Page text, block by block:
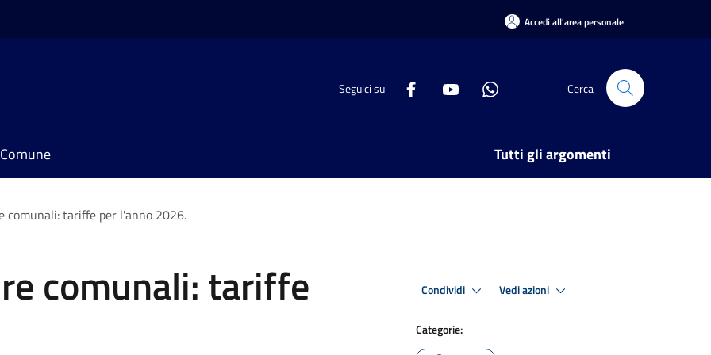
Accedi all'area personale
Seguici su Cerca
Tutti gli argomenti
comunali: tariffe per l'anno 2026.
comunali: tariffe Condividi Vedi azioni
Categorie: